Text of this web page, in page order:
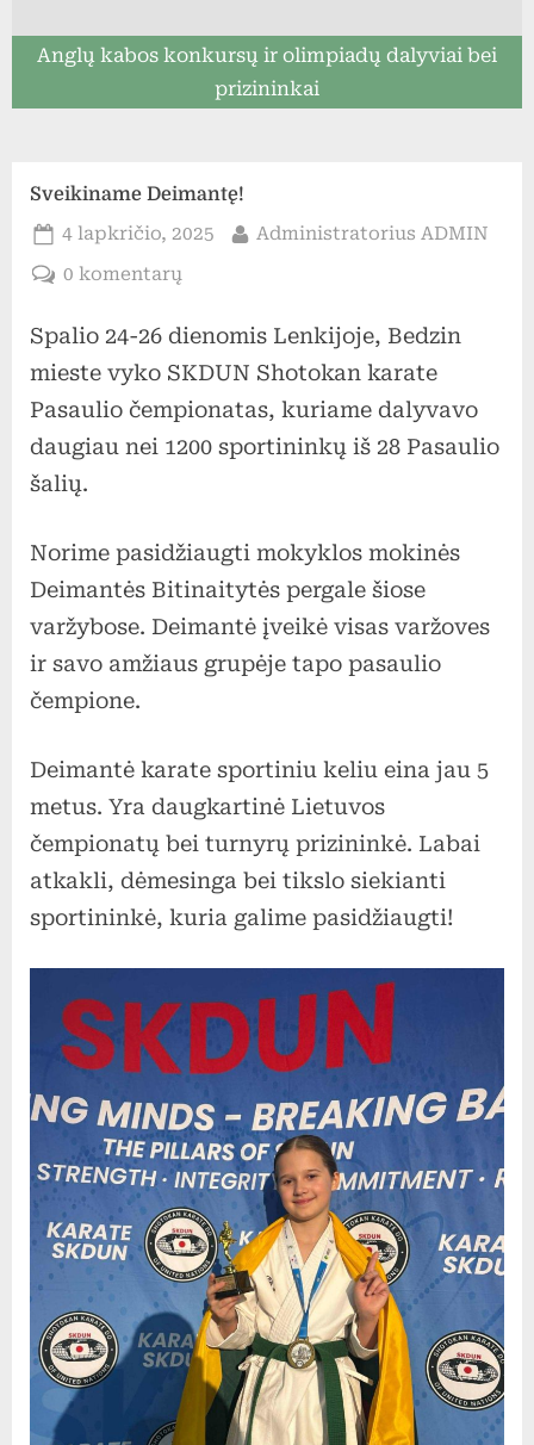
Anglų kabos konkursų ir olimpiadų dalyviai bei
prizininkai
Sveikiname Deimantę!
Posted
on
4 lapkričio, 2025 By
Administratorius ADMIN
0 komentarųįraše
Deimantę!
Spalio 24-26 dienomis Lenkijoje, Bedzin
mieste vyko SKDUN Shotokan karate
Pasaulio čempionatas, kuriame dalyvavo
daugiau nei 1200 sportininkų iš 28 Pasaulio
šalių.
Norime pasidžiaugti mokyklos mokinės
Deimantės Bitinaitytės pergale šiose
varžybose. Deimantė įveikė visas varžoves
ir savo amžiaus grupėje tapo pasaulio
čempione.
Deimantė karate sportiniu keliu eina jau 5
metus. Yra daugkartinė Lietuvos
čempionatų bei turnyrų prizininkė. Labai
atkakli, dėmesinga bei tikslo siekianti
sportininkė, kuria galime pasidžiaugti!